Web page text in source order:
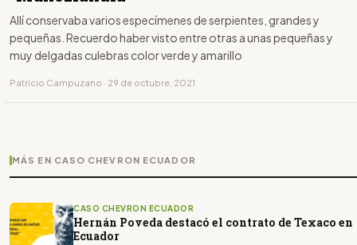
Allí conservaba varios especímenes de serpientes, grandes y
pequeñas. Recuerdo haber visto entre otras a unas pequeñas y
muy delgadas culebras color verde y amarillo
Patricio Campuzano · 29 de octubre, 2021
MÁS EN CASO CHEVRON ECUADOR
CASO CHEVRON ECUADOR
Hernán Poveda destacó el contrato de Texaco en
Ecuador